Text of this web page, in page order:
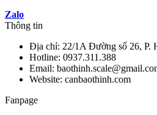
Zalo
Thông tin
Địa chỉ: 22/1A Đường số 26, P.
Hotline: 0937.311.388
Email:
Website: canbaothinh.com
Fanpage